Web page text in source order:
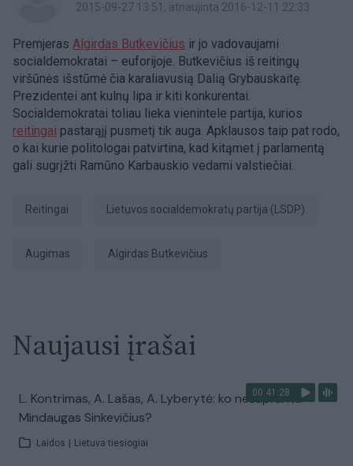
2015-09-27 13:51 , atnaujinta 2016-12-11 22:33
Premjeras Algirdas Butkevičius ir jo vadovaujami
socialdemokratai – euforijoje. Butkevičius iš reitingų
viršūnės išstūmė čia karaliavusią Dalią Grybauskaitę.
Prezidentei ant kulnų lipa ir kiti konkurentai.
Socialdemokratai toliau lieka vienintele partija, kurios
reitingai pastarąjį pusmetį tik auga. Apklausos taip pat rodo,
o kai kurie politologai patvirtina, kad kitąmet į parlamentą
gali sugrįžti Ramūno Karbauskio vedami valstiečiai.
reitingai Lietuvos socialdemokratų partija (LSDP)
augimas Algirdas Butkevičius
Naujausi įrašai
00:41:28
L. Kontrimas, A. Lašas, A. Lyberytė: ko nesupranta
Mindaugas Sinkevičius?
Laidos Lietuva tiesiogiai